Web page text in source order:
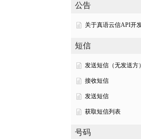
公告
关于真语云信API开
短信
发送短信（无发送方）
接收短信
发送短信
获取短信列表
号码